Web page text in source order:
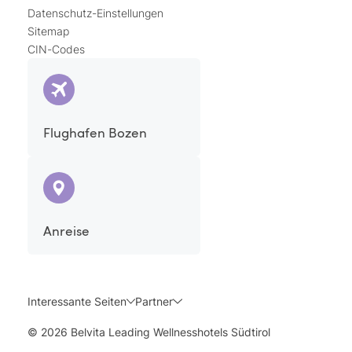
Datenschutz-Einstellungen
Sitemap
CIN-Codes
Flughafen Bozen
Anreise
Interessante Seiten Partner
© 2026 Belvita Leading Wellnesshotels Südtirol